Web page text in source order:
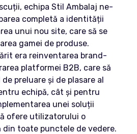
echipa Stil Ambalaj ne-
completă a identității
unui nou site, care să se
gamei de produse.
era reinventarea brand-
platformei B2B, care să
preluare și de plasare al
echipă, cât și pentru
unei soluții
ofere utilizatorului o
din toate punctele de vedere.